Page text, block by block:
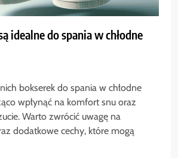
idealne do spania w chłodne
bokserek do spania w chłodne
wpłynąć na komfort snu oraz
Warto zwrócić uwagę na
dodatkowe cechy, które mogą